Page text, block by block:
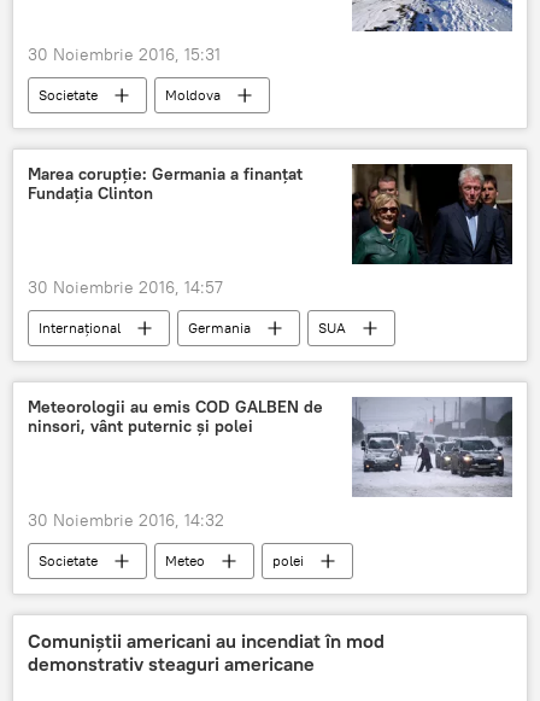
30 Noiembrie 2016, 15:31
Societate
Moldova
Republica Moldova
Turism
Destinații turistice
Țâpova
Marea corupţie: Germania a finanţat
Fundaţia Clinton
30 Noiembrie 2016, 14:57
Internaţional Germania
SUA
Hillary Clinton
Bill Clinton
Hillary Clinton
Corupție
Fundația Clinton
Meteorologii au emis COD GALBEN de
ninsori, vânt puternic şi polei
30 Noiembrie 2016, 14:32
Societate Meteo
polei
Vânt
cod galben
România
Prognoza meteo în România
Comuniștii americani au incendiat în mod
demonstrativ steaguri americane